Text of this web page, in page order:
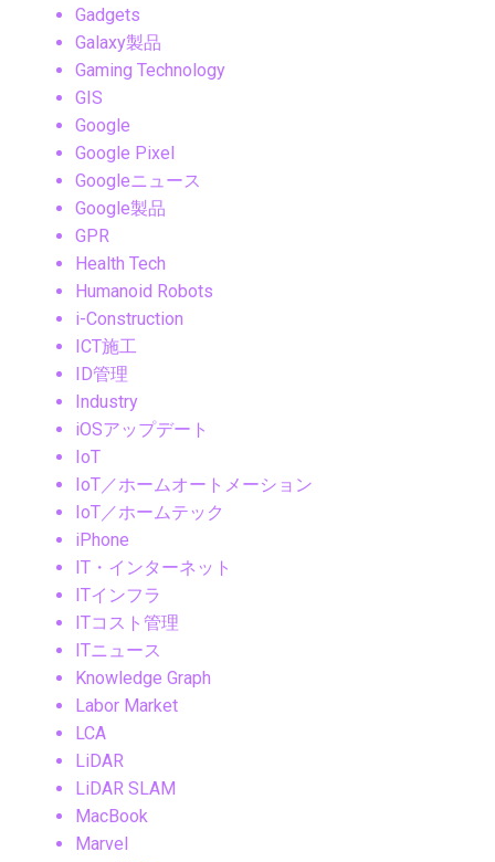
Gadgets
Galaxy製品
Gaming Technology
GIS
Google
Google Pixel
Googleニュース
Google製品
GPR
Health Tech
Humanoid Robots
i-Construction
ICT施工
ID管理
Industry
iOSアップデート
IoT
IoT／ホームオートメーション
IoT／ホームテック
iPhone
IT・インターネット
ITインフラ
ITコスト管理
ITニュース
Knowledge Graph
Labor Market
LCA
LiDAR
LiDAR SLAM
MacBook
Marvel